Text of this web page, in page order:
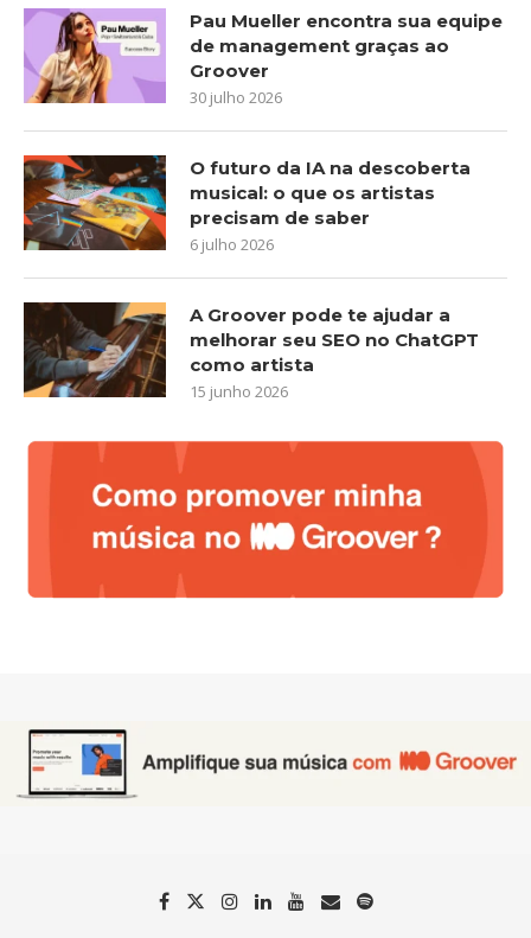
Pau Mueller encontra sua equipe
de management graças ao
Groover
30 julho 2026
O futuro da IA na descoberta
musical: o que os artistas
precisam de saber
6 julho 2026
A Groover pode te ajudar a
melhorar seu SEO no ChatGPT
como artista
15 junho 2026